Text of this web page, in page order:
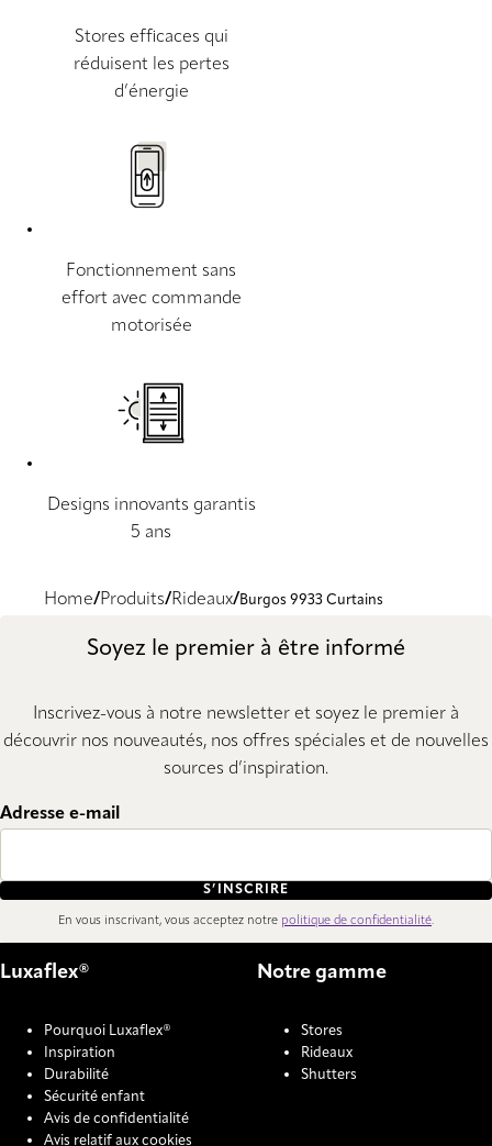
Stores efficaces qui
réduisent les pertes
d’énergie
Fonctionnement sans
effort avec commande
motorisée
Designs innovants garantis
5 ans
Home Produits Rideaux Burgos 9933 Curtains
Soyez le premier à être informé
Inscrivez-vous à notre newsletter et soyez le premier à
découvrir nos nouveautés, nos offres spéciales et de nouvelles
sources d’inspiration.
Adresse e-mail
S’INSCRIRE
En vous inscrivant, vous acceptez notre politique de confidentialité.
Luxaflex®
Pourquoi Luxaflex®
Inspiration
Durabilité
Sécurité enfant
Avis de confidentialité
Avis relatif aux cookies
Notre gamme
Stores
Rideaux
Shutters